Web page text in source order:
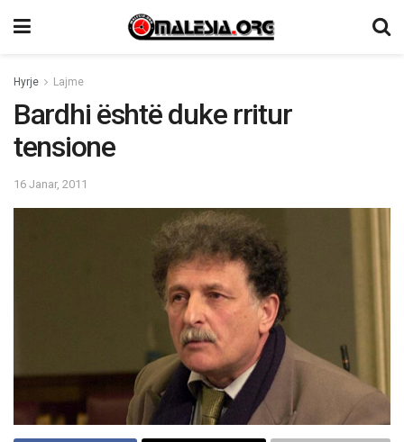
Hyrje Lajme
Bardhi është duke rritur
tensione
16 Janar, 2011